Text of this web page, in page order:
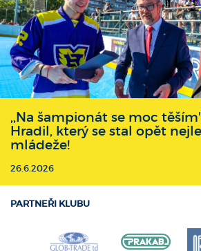
,,Na šampionát se moc
Hradil, který se stal opět
mládeže!
26.6.2026
PARTNEŘI KLUBU